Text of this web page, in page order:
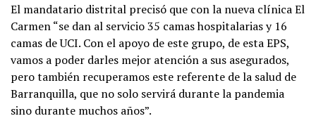
El mandatario distrital precisó que con la nueva clínica El
Carmen “se dan al servicio 35 camas hospitalarias y 16
camas de UCI. Con el apoyo de este grupo, de esta EPS,
vamos a poder darles mejor atención a sus asegurados,
pero también recuperamos este referente de la salud de
Barranquilla, que no solo servirá durante la pandemia
sino durante muchos años”.